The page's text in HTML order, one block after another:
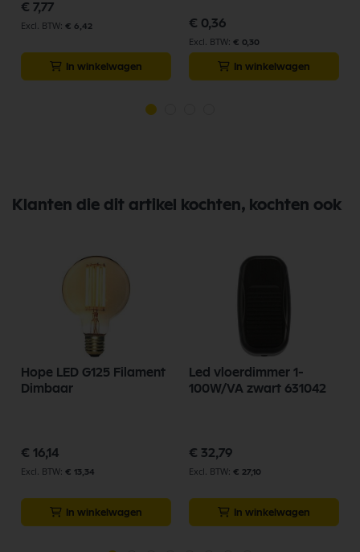
€ 7,77
€ 6,42
In winkelwagen
€ 0,36
€ 0,30
In winkelwagen
Klanten die dit artikel kochten, kochten ook
Hope LED G125 Filament
Dimbaar
€ 16,14
€ 13,34
In winkelwagen
Led vloerdimmer 1-
100W/VA zwart 631042
€ 32,79
€ 27,10
In winkelwagen